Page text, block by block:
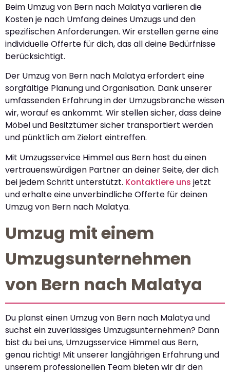
Beim Umzug von Bern nach Malatya variieren die
Kosten je nach Umfang deines Umzugs und den
spezifischen Anforderungen. Wir erstellen gerne eine
individuelle Offerte für dich, das all deine Bedürfnisse
berücksichtigt.
Der Umzug von Bern nach Malatya erfordert eine
sorgfältige Planung und Organisation. Dank unserer
umfassenden Erfahrung in der Umzugsbranche wissen
wir, worauf es ankommt. Wir stellen sicher, dass deine
Möbel und Besitztümer sicher transportiert werden
und pünktlich am Zielort eintreffen.
Mit Umzugsservice Himmel aus Bern hast du einen
vertrauenswürdigen Partner an deiner Seite, der dich
bei jedem Schritt unterstützt. Kontaktiere uns jetzt
und erhalte eine unverbindliche Offerte für deinen
Umzug von Bern nach Malatya.
Umzug mit einem
Umzugsunternehmen
von Bern nach Malatya
Du planst einen Umzug von Bern nach Malatya und
suchst ein zuverlässiges Umzugsunternehmen? Dann
bist du bei uns, Umzugsservice Himmel aus Bern,
genau richtig! Mit unserer langjährigen Erfahrung und
unserem professionellen Team bieten wir dir den